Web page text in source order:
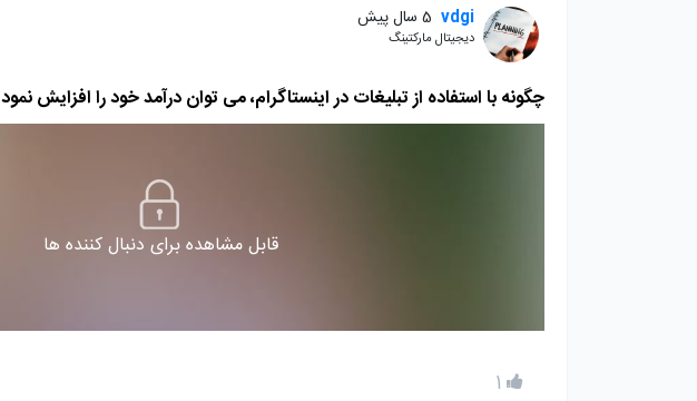
vdgi 5 سال پیش
دیجیتال مارکتینگ
چگونه با استفاده از تبلیغات در اینستاگرام، می توان درآمد خود را افزایش نمود
قابل مشاهده برای دنبال کننده ها
1